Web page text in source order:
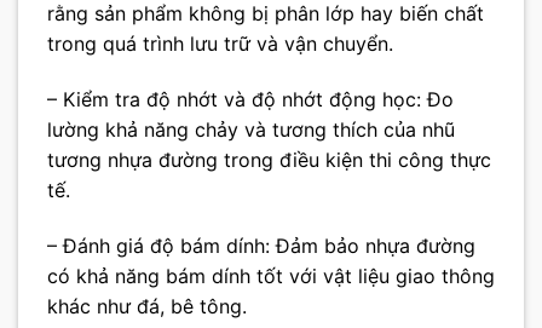
rằng sản phẩm không bị phân lớp hay biến chất
trong quá trình lưu trữ và vận chuyển.
– Kiểm tra độ nhớt và độ nhớt động học: Đo
lường khả năng chảy và tương thích của nhũ
tương nhựa đường trong điều kiện thi công thực
tế.
– Đánh giá độ bám dính: Đảm bảo nhựa đường
có khả năng bám dính tốt với vật liệu giao thông
khác như đá, bê tông.